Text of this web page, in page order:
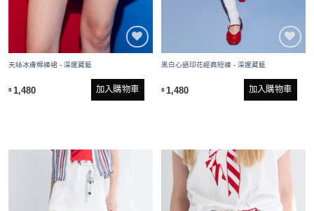
天絲冰膚棉褲裙 - 深邃藏藍
$ 1,480 加入購物車
黑白心語印花經典短褲 - 深邃藏藍
$ 1,480 加入購物車